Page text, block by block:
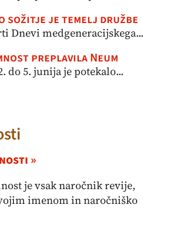
sožitje je temelj družbe
Dnevi medgeneracijskega...
preplavila Neum
do 5. junija je potekalo...
»
je vsak naročnik revije,
imenom in naročniško